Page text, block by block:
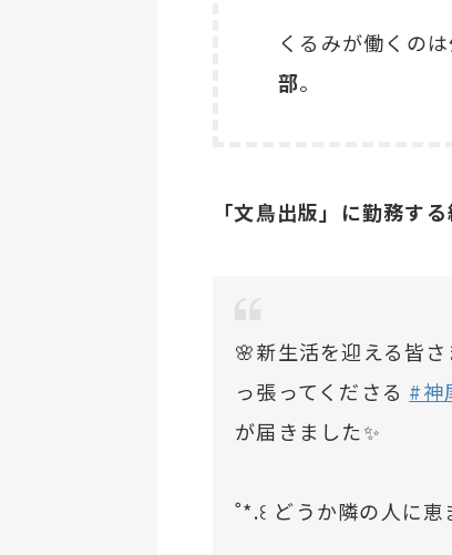
くるみが働くのは
部。
「文鳥出版」に勤務す
🌸新生活を迎える皆さ
っ張ってくださる #神
が届きました✨
˚*.꒰ どうか隣の人に恵